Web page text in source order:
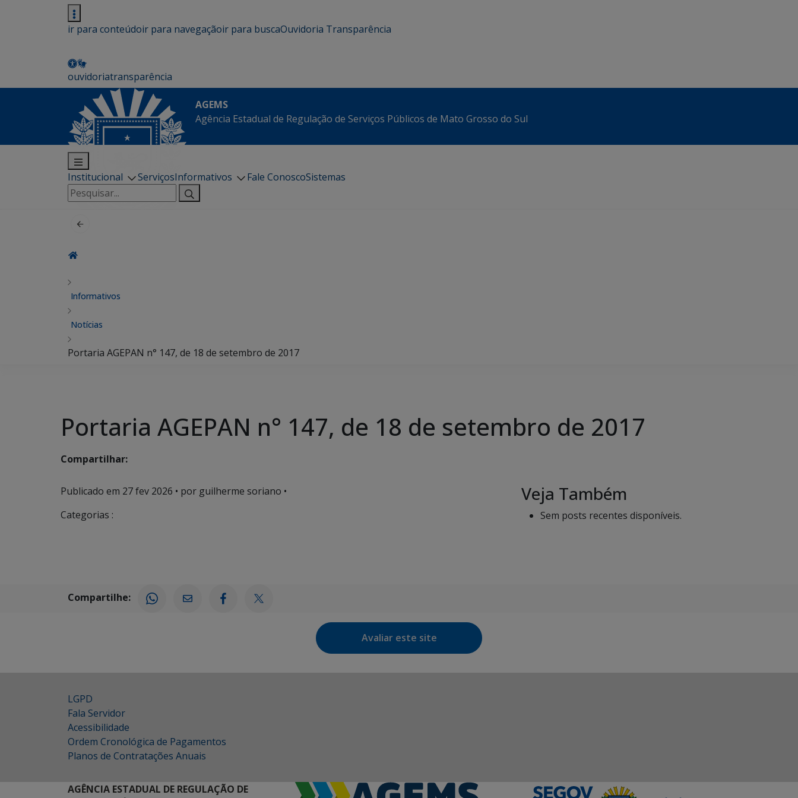
ir para conteúdoir para navegaçãoir para buscaOuvidoria Transparência
ouvidoriatransparência
AGEMS
Agência Estadual de Regulação de Serviços Públicos de Mato Grosso do Sul
Institucional ServiçosInformativos Fale ConoscoSistemas
Pesquisar
por:
Informativos
Notícias
Portaria AGEPAN n° 147, de 18 de setembro de 2017
Portaria AGEPAN n° 147, de 18 de setembro de 2017
Compartilhar:
Publicado em 27 fev 2026 • por guilherme soriano •
Categorias :
Veja Também
Sem posts recentes disponíveis.
Compartilhe:
Avaliar este site
LGPD
Fala Servidor
Acessibilidade
Ordem Cronológica de Pagamentos
Planos de Contratações Anuais
AGÊNCIA ESTADUAL DE REGULAÇÃO DE